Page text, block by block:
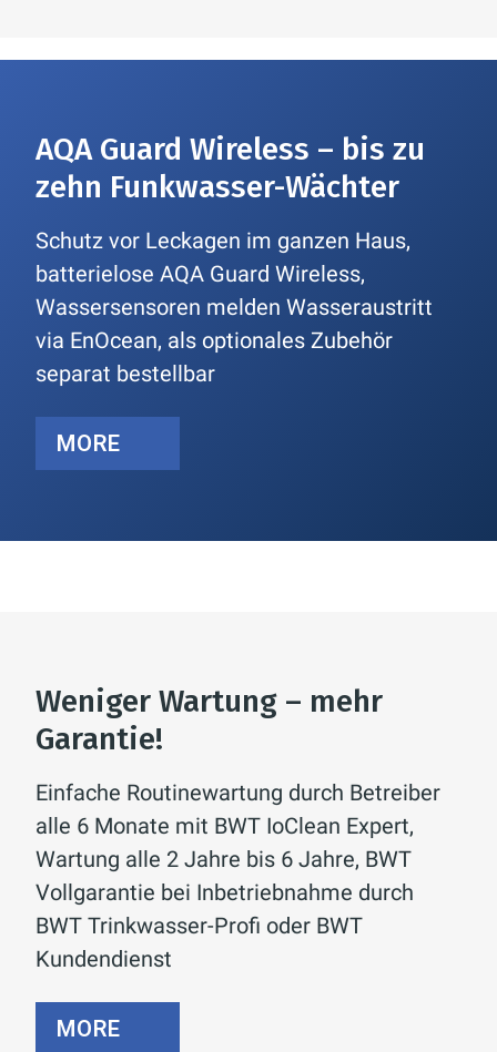
AQA Guard Wireless – bis zu
zehn Funkwasser-Wächter
Schutz vor Leckagen im ganzen Haus,
batterielose AQA Guard Wireless,
Wassersensoren melden Wasseraustritt
via EnOcean, als optionales Zubehör
separat bestellbar
MORE
Weniger Wartung – mehr
Garantie!
Einfache Routinewartung durch Betreiber
alle 6 Monate mit BWT IoClean Expert,
Wartung alle 2 Jahre bis 6 Jahre, BWT
Vollgarantie bei Inbetriebnahme durch
BWT Trinkwasser-Profi oder BWT
Kundendienst
MORE